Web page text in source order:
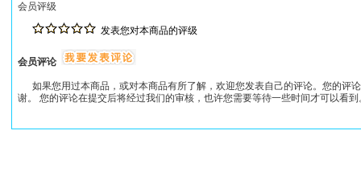
会员评级
发表您对本商品的评级
会员评论
如果您用过本商品，或对本商品有所了解，欢迎您发表自己的评论。您的评
谢。 您的评论在提交后将经过我们的审核，也许您需要等待一些时间才可以看